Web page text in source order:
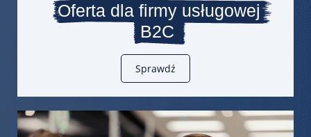
Oferta dla firmy usługowej
B2C
Sprawdź